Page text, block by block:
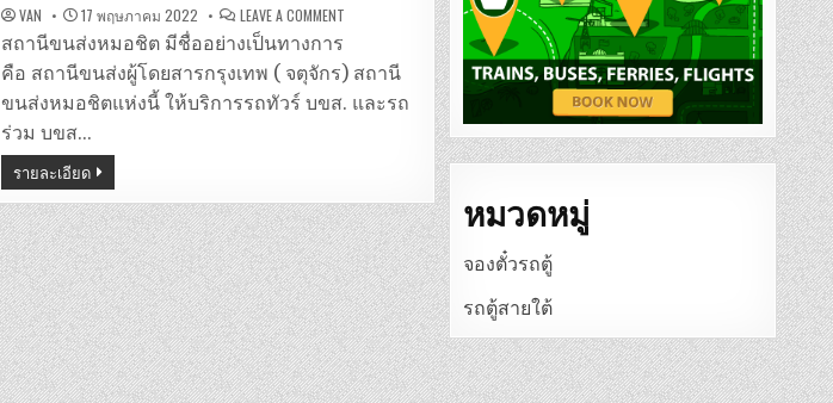
VAN 17 พฤษภาคม 2022 LEAVE A COMMENT
สถานีขนส่งหมอชิต มีชื่ออย่างเป็นทางการ
คือ สถานีขนส่งผู้โดยสารกรุงเทพ ( จตุจักร) สถานี
ขนส่งหมอชิตแห่งนี้ ให้บริการรถทัวร์ บขส. และรถ
ร่วม บขส…
รายละเอียด
หมวดหมู่
จองตั๋วรถตู้
รถตู้สายใต้